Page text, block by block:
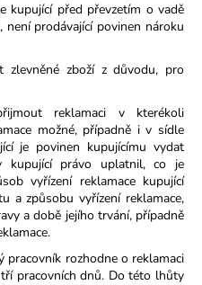
kupující před převzetím o vadě
prodávající povinen nároku
zlevněné zboží z důvodu, pro
reklamaci v kterékoli
možné, případně i v sídle
je povinen kupujícímu vydat
kupující právo uplatnil, co je
vyřízení reklamace kupující
a způsobu vyřízení reklamace,
a době jejího trvání, případně
pracovník rozhodne o reklamaci
pracovních dnů. Do této lhůty